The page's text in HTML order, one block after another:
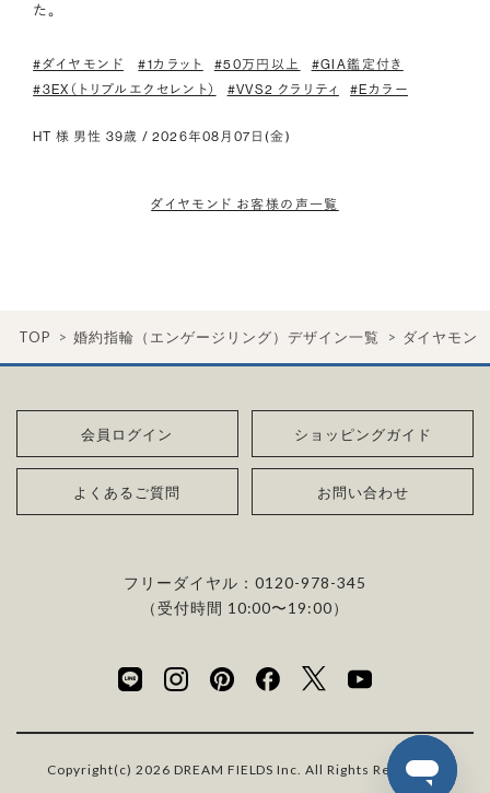
た。
#ダイヤモンド #1カラット #50万円以上
#GIA鑑定付き
#3EX（トリプルエクセレント）
#VVS2 クラリティ #Eカラー
HT 様 男性 39歳 / 2026年08月07日(金)
ダイヤモンド お客様の声一覧
TOP 婚約指輪（エンゲージリング）デザイン一覧 ダイヤモン
会員ログイン ショッピングガイド
よくあるご質問 お問い合わせ
フリーダイヤル：0120-978-345
（受付時間 10:00〜19:00）
Copyright(c) 2026 DREAM FIELDS Inc. All Rights Reserved.